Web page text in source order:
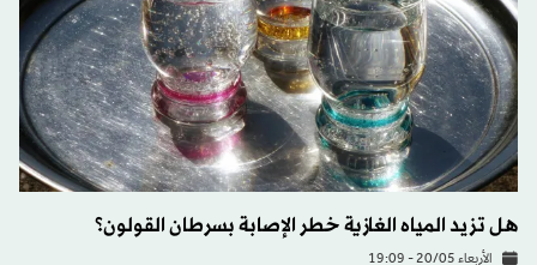
هل تزيد المياه الغازية خطر الإصابة بسرطان القولون؟
الأربعاء 20/05 - 19:09